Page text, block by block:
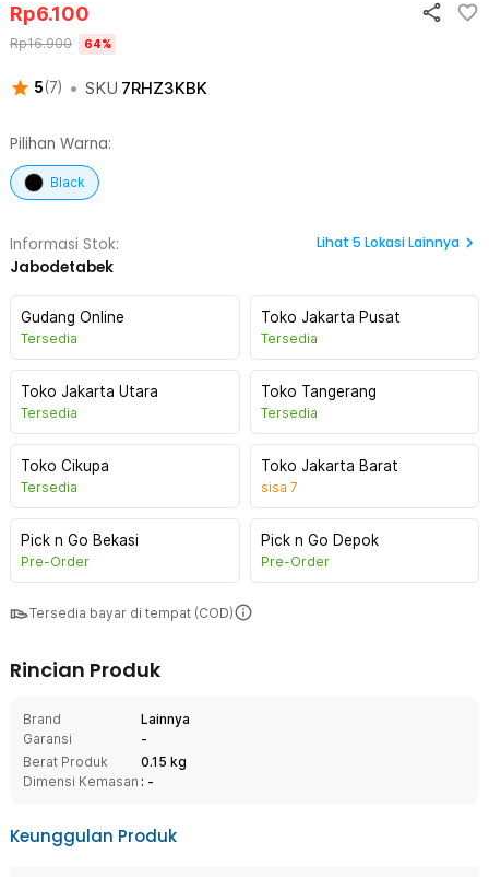
5(7) • SKU 7RHZ3KBK
Rp6.100
Rp16.900 64%
Pilihan Warna:
Black
Informasi Stok:
Jabodetabek
Lihat 5 Lokasi Lainnya
Gudang Online
Tersedia
Toko Jakarta Pusat
Tersedia
Toko Jakarta Utara
Tersedia
Toko Tangerang
Tersedia
Toko Cikupa
Tersedia
Toko Jakarta Barat
sisa 7
Pick n Go Bekasi
Pre-Order
Pick n Go Depok
Pre-Order
Tersedia bayar di tempat (COD)
Rincian Produk
Brand
Lainnya
Garansi
-
Berat Produk
0.15 kg
Dimensi Kemasan : -
Keunggulan Produk